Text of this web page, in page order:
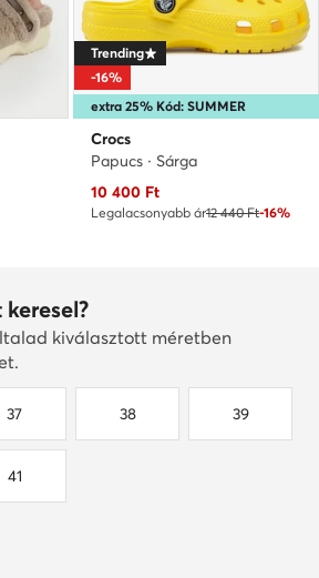
extra 25% Kód: SUMMER
Trending
-16%
Crocs
Papucs · Sárga
Aktuális ár
10 400 Ft
Legalacsonyabb ár12 440 Ft-16%
kiválasztott méretben
37 38 39
41